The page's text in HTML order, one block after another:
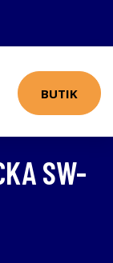
BUTIK
SW-